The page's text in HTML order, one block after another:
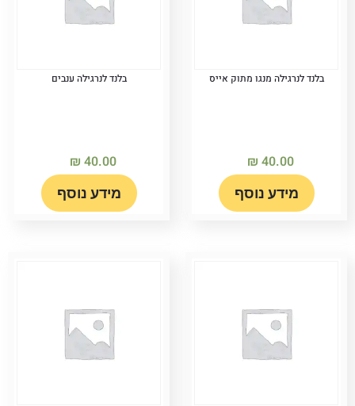
בלנד לנרגילה מנגו מתוק אייס
₪ 40.00
מידע נוסף
בלנד לנרגילה ענבים
₪ 40.00
מידע נוסף